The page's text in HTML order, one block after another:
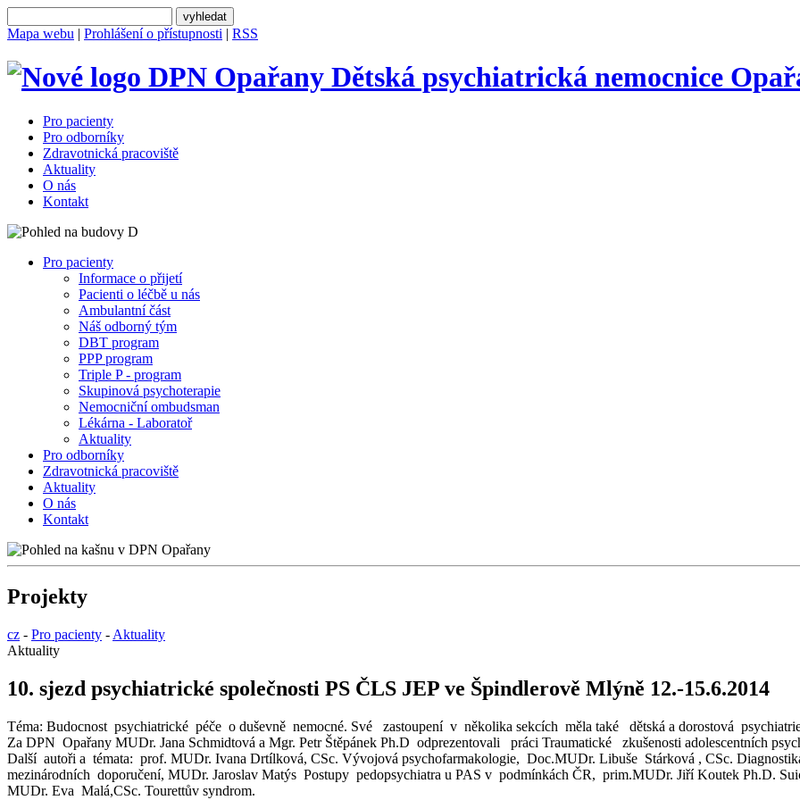
Mapa webu | Prohlášení o přístupnosti | RSS
Dětská psychiatrická nemocnice
Pro pacienty
Pro odborníky
Zdravotnická pracoviště
Aktuality
O nás
Kontakt
Pro pacienty
Informace o přijetí
Pacienti o léčbě u nás
Ambulantní část
Náš odborný tým
DBT program
PPP program
Triple P - program
Skupinová psychoterapie
Nemocniční ombudsman
Lékárna - Laboratoř
Aktuality
Pro odborníky
Zdravotnická pracoviště
Aktuality
O nás
Kontakt
Projekty
cz - Pro pacienty - Aktuality
Aktuality
10. sjezd psychiatrické společnosti PS ČLS JEP ve Špindlerově Mlýně 12.-15.6.2014
Téma: Budocnost psychiatrické péče o duševně nemocné. Své zastoupení v několika sekcích měla také dětská a dorostová
Za DPN Opařany MUDr. Jana Schmidtová a Mgr. Petr Štěpánek Ph.D odprezentovali práci Traumatické zkušenosti adolescentních
Další autoři a témata: prof. MUDr. Ivana Drtílková, CSc. Vývojová psychofarmakologie, Doc.MUDr. Libuše Stárková , CSc.
mezinárodních doporučení, MUDr. Jaroslav Matýs Postupy pedopsychiatra u PAS v podmínkách ČR, prim.MUDr. Jiří Koutek Ph.D.
MUDr. Eva Malá,CSc. Tourettův syndrom.